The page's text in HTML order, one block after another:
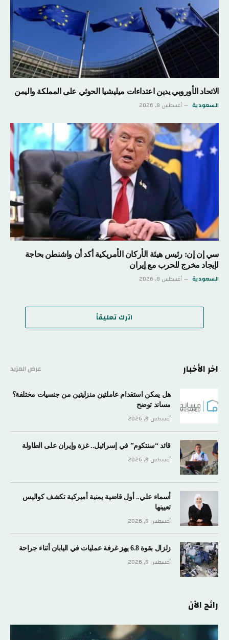
الاتحاد الأوروبي يدين اعتداءات ميليشيا الحوثي على المملكة واليمن
السعودية أغسطس 8, 2026
سي إن إن: رئيس هيئة الأركان الأمريكية أكد أن واشنطن بحاجة
لإيجاد مخرج للحرب مع إيران
السعودية أغسطس 8, 2026
اترك تعليقاً
اخر الأخبار عرض المزيد
هل يمكن استقدام عاملتين منزليتين من جنسيات مختلفة؟
مساند توضح
أغسطس 8, 2026
قائد “سنتكوم” في إسرائيل.. غزة وإيران على الطاولة
أغسطس 8, 2026
أسماء علي.. أول قاضية يمنية أميركية تكشف كواليس
تعيينها
أغسطس 8, 2026
زلزال بقوة 6.8 يهز غرفة عمليات في اليابان أثناء جراحة
أغسطس 8, 2026
رائج الآن